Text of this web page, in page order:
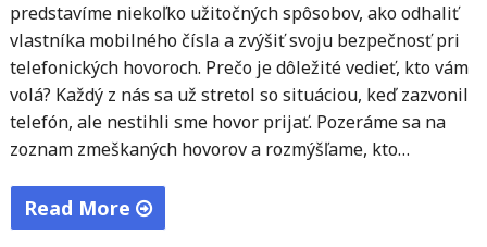
predstavíme niekoľko užitočných spôsobov, ako odhaliť
vlastníka mobilného čísla a zvýšiť svoju bezpečnosť pri
telefonických hovoroch. Prečo je dôležité vedieť, kto vám
volá? Každý z nás sa už stretol so situáciou, keď zazvonil
telefón, ale nestihli sme hovor prijať. Pozeráme sa na
zoznam zmeškaných hovorov a rozmýšľame, kto…
Read More